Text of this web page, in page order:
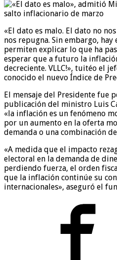
«El dato es malo. El dato no
nos repugna. Sin embargo,
permiten explicar lo que ha
esperar que a futuro la
decreciente. VLLC!», tuitéo el
conocido el nuevo Índice de
El mensaje del Presidente fue
publicación del ministro Luis
«la inflación es un fenómeno
por un aumento en la oferta
demanda o una combinación
«A medida que el impacto
electoral en la demanda de
perdiendo fuerza, el orden
que la inflación continúe su
internacionales», aseguró el